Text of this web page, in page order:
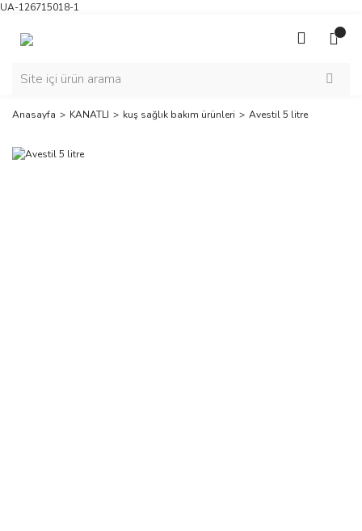
UA-126715018-1
Anasayfa KANATLI kuş sağlık bakım ürünleri Avestil 5 litre